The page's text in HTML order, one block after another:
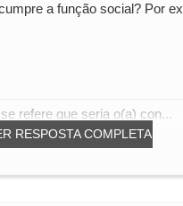
a função social? Por
RESPOSTA COMPLETA
refere que seria o(a) con...